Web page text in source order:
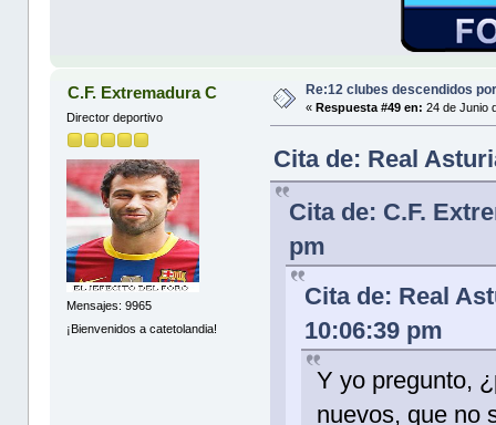
C.F. Extremadura C
Director deportivo
Mensajes: 9965
¡Bienvenidos a catetolandia!
Re:12 clubes descendidos
«Respuesta #49 en: 24 de Junio
Cita de: Real
Cita de: C.F.
pm
Cita de: Real
10:06:39 pm
Y yo pregunto,
nuevos, que no